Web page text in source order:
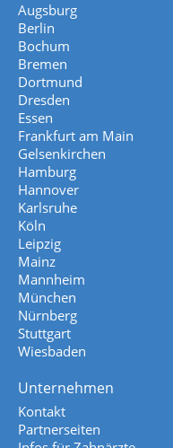
Augsburg
Berlin
Bochum
Bremen
Dortmund
Dresden
Essen
Frankfurt am Main
Gelsenkirchen
Hamburg
Hannover
Karlsruhe
Köln
Leipzig
Mainz
Mannheim
München
Nürnberg
Stuttgart
Wiesbaden
Unternehmen
Kontakt
Partnerseiten